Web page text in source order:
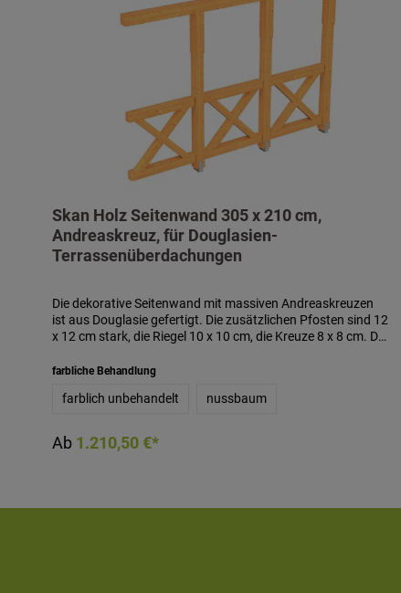
Skan Holz Seitenwand 305 x 210 cm,
Andreaskreuz, für Douglasien-
Terrassenüberdachungen
Die dekorative Seitenwand mit massiven Andreaskreuzen
ist aus Douglasie gefertigt. Die zusätzlichen Pfosten sind 12
x 12 cm stark, die Riegel 10 x 10 cm, die Kreuze 8 x 8 cm. Die
Lieferumfang enthalten. Die Höhe der Seitenwand beträgt
Douglasie mit einer Tiefe von 350 cm. Die Seitenwand ist
Aufpreis erhältlich. Die farblich behandelten Teile des
Bausatzes sind mit hochwertiger Lasur bzw. Farbe
farbliche Behandlung
farblich unbehandelt nussbaum
Ab 1.210,50 €*